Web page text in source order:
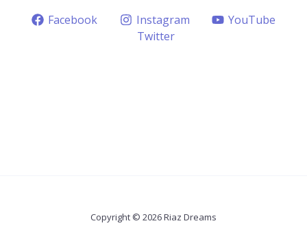
Facebook Instagram
YouTube
Twitter
Copyright © 2026 Riaz Dreams